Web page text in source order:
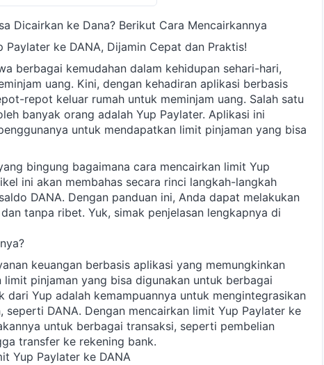
Dicairkan ke Dana? Berikut Cara Mencairkannya
Paylater ke DANA, Dijamin Cepat dan Praktis!
berbagai kemudahan dalam kehidupan sehari-hari,
uang. Kini, dengan kehadiran aplikasi berbasis
repot keluar rumah untuk meminjam uang. Salah satu
banyak orang adalah Yup Paylater. Aplikasi ini
untuk mendapatkan limit pinjaman yang bisa
bingung bagaimana cara mencairkan limit Yup
ini akan membahas secara rinci langkah-langkah
DANA. Dengan panduan ini, Anda dapat melakukan
tanpa ribet. Yuk, simak penjelasan lengkapnya di
keuangan berbasis aplikasi yang memungkinkan
pinjaman yang bisa digunakan untuk berbagai
dari Yup adalah kemampuannya untuk mengintegrasikan
DANA. Dengan mencairkan limit Yup Paylater ke
untuk berbagai transaksi, seperti pembelian
transfer ke rekening bank.
Yup Paylater ke DANA